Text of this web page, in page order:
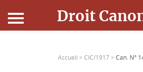
Droit
Accueil > CIC/1917 > Can. N°